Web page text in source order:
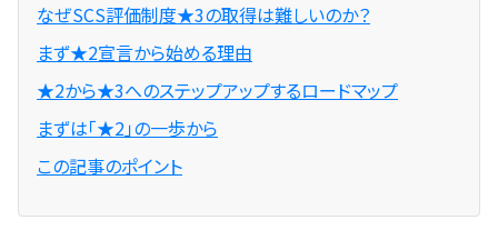
なぜSCS評価制度★3の取得は難しいのか？
まず★2宣言から始める理由
★2から★3へのステップアップするロードマップ
まずは「★2」の一歩から
この記事のポイント